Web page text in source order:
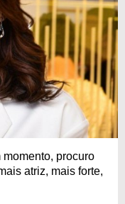
momento, procuro
atriz, mais forte,